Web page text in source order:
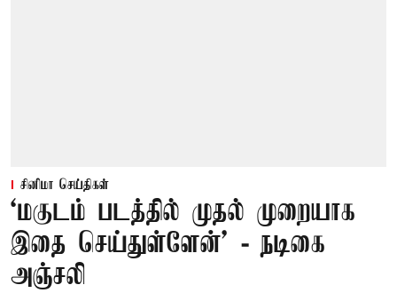
சினிமா செய்திகள்
‘மகுடம் படத்தில் முதல் முறையாக
இதை செய்துள்ளேன்’ - நடிகை
அஞ்சலி